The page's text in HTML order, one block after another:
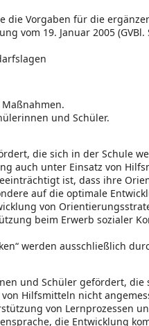
die Vorgaben für die
19. Januar 2005
und Schüler.
die sich in der Schule
auch unter Einsatz von
ist, dass ihre
auf die optimale
von
beim Erwerb sozialer
werden ausschließlich
und Schüler gefördert,
Hilfsmitteln nicht
von Lernprozessen
die Entwicklung